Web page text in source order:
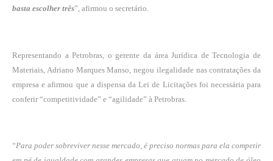
basta escolher três”, afirmou o secretário.
Representando a Petrobras, o gerente da área Jurídica de Tecnologia de
Materiais, Adriano Marques Manso, negou ilegalidade nas contratações da
empresa e afirmou que a dispensa da Lei de Licitações foi necessária para
conferir “competitividade” e “agilidade” à Petrobras.
“Para poder sobreviver nesse mercado, é preciso normas para ela competir